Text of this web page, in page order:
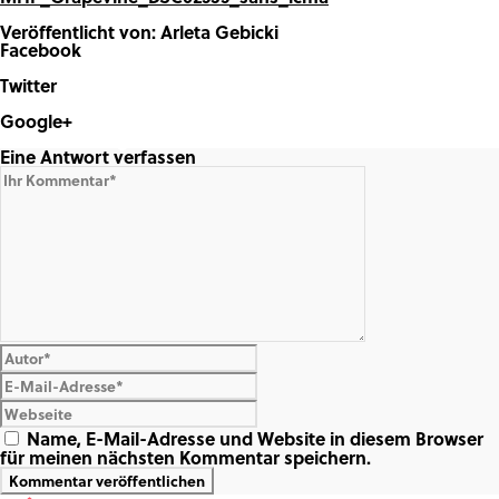
Veröffentlicht von: Arleta Gebicki
Facebook
Twitter
Google+
Share on Google+
Eine Antwort verfassen
Name, E-Mail-Adresse und Website in diesem Browser
für meinen nächsten Kommentar speichern.